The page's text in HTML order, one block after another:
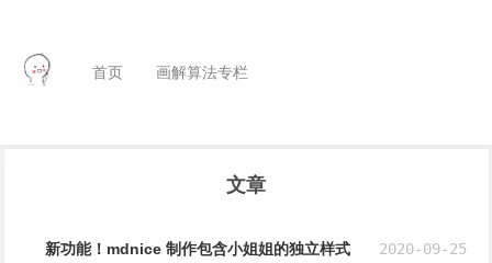
首页 画解算法专栏
文章
新功能！mdnice 制作包含小姐姐的独立样式 2020-09-25